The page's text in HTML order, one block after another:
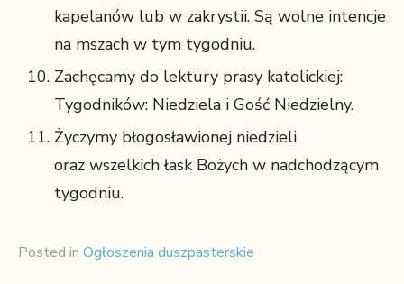
kapelanów lub w zakrystii. Są wolne intencje
na mszach w tym tygodniu.
Zachęcamy do lektury prasy katolickiej:
Tygodników: Niedziela i Gość Niedzielny.
Życzymy błogosławionej niedzieli
oraz wszelkich łask Bożych w nadchodzącym
tygodniu.
Posted in Ogłoszenia duszpasterskie